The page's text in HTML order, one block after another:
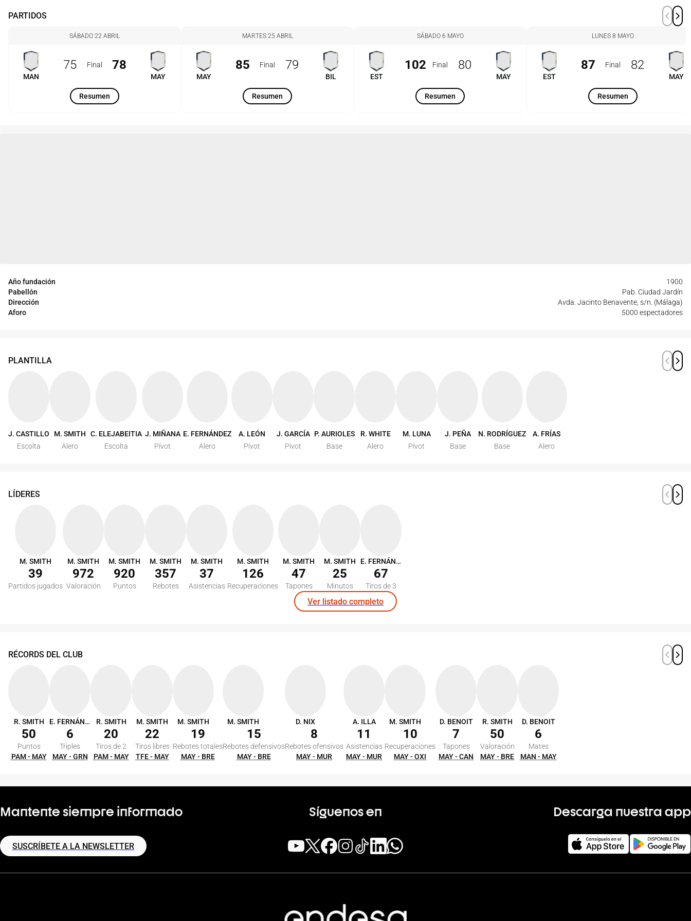
Año fundación
1900
Pabellón
Pab. Ciudad Jardín
Dirección
Avda. Jacinto Benavente, s/n. (Málaga)
Aforo
5000 espectadores
PARTIDOS
SÁBADO 22 ABRIL
MAN
75 Final 78
MAY
Resumen
MARTES 25 ABRIL
MAY
85 Final 79
BIL
Resumen
SÁBADO 6 MAYO
EST
102 Final 80
MAY
Resumen
LUNES 8 MAYO
EST
87 Final 82
MAY
Resumen
PLANTILLA
J. CASTILLO
Escolta
M. SMITH
Alero
C. ELEJABEITIA
Escolta
J. MIÑANA
Pívot
E. FERNÁNDEZ
Alero
A. LEÓN
Pívot
J. GARCÍA
Pívot
P. AURIOLES
Base
R. WHITE
Alero
M. LUNA
Pívot
J. PEÑA
Base
N. RODRÍGUEZ
Base
A. FRÍAS
Alero
LÍDERES
M. SMITH
39
Partidos jugados
M. SMITH
972
Valoración
M. SMITH
920
Puntos
M. SMITH
357
Rebotes
M. SMITH
37
Asistencias
M. SMITH
126
Recuperaciones
M. SMITH
47
Tapones
M. SMITH
25
Minutos
E. FERNÁNDEZ
67
Tiros de 3
Ver listado completo
RÉCORDS DEL CLUB
R. SMITH
50
Puntos
PAM - MAY
E. FERNÁNDEZ
6
Triples
MAY - GRN
R. SMITH
20
Tiros de 2
PAM - MAY
M. SMITH
22
Tiros libres
TFE - MAY
M. SMITH
19
Rebotes totales
MAY - BRE
M. SMITH
15
Rebotes defensivos
MAY - BRE
D. NIX
8
Rebotes ofensivos
MAY - MUR
A. ILLA
11
Asistencias
MAY - MUR
M. SMITH
10
Recuperaciones
MAY - OXI
D. BENOIT
7
Tapones
MAY - CAN
R. SMITH
50
Valoración
MAY - BRE
D. BENOIT
6
Mates
MAN - MAY
Mantente siempre informado
SUSCRÍBETE A LA NEWSLETTER
Síguenos en Descarga nuestra app